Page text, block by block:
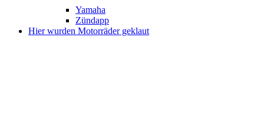
Yamaha
Zündapp
Hier wurden Motorräder geklaut